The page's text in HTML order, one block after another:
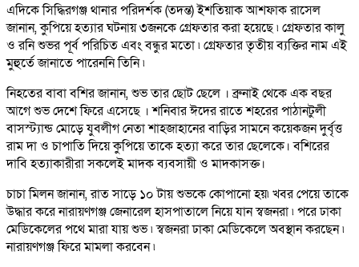
এদিকে সিদ্ধিরগঞ্জ থানার পরিদর্শক (তদন্ত) ইশতিয়াক আশফাক রাসেল
জানান, কুপিয়ে হত্যার ঘটনায় ৩জনকে গ্রেফতার করা হয়েছে ৷ গ্রেফতার কালু
ও রনি শুভর পূর্ব পরিচিত এবং বন্ধুর মতো ৷ গ্রেফতার তৃতীয় ব্যক্তির নাম এই
মুহুর্তে জানাতে পারেননি তিনি ৷
নিহতের বাবা বশির জানান, শুভ তার ছোট ছেলে । ব্রুনাই থেকে এক বছর
আগে শুভ দেশে ফিরে এসেছে । শনিবার ঈদের রাতে শহরের পাঠানটুলী
বাসস্ট্যান্ড মোড়ে যুবলীগ নেতা শাহজাহানের বাড়ির সামনে কয়েকজন দুর্বৃত্ত
রাম দা ও চাপাতি দিয়ে কুপিয়ে তাকে হত্যা করে তার ছেলেকে। বশিরের
দাবি হত্যাকারীরা সকলেই মাদক ব্যবসায়ী ও মাদকাসক্ত।
চাচা মিলন জানান, রাত সাড়ে ১০ টায় শুভকে কোপানো হয়৷ খবর পেয়ে তাকে
উদ্ধার করে নারায়ণগঞ্জ জেনারেল হাসপাতালে নিয়ে যান স্বজনরা ৷ পরে ঢাকা
মেডিকেলের পথে মারা যায় শুভ ৷ স্বজনরা ঢাকা মেডিকেলে অবস্থান করছেন ৷
নারায়ণগঞ্জ ফিরে মামলা করবেন ৷